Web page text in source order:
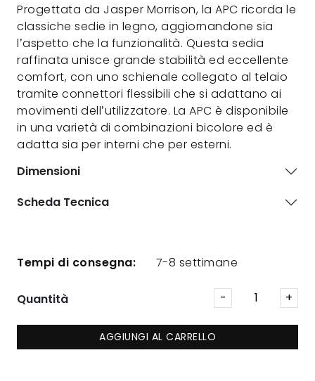
Progettata da Jasper Morrison, la APC ricorda le
classiche sedie in legno, aggiornandone sia
l’aspetto che la funzionalità. Questa sedia
raffinata unisce grande stabilità ed eccellente
comfort, con uno schienale collegato al telaio
tramite connettori flessibili che si adattano ai
movimenti dell’utilizzatore. La APC è disponibile
in una varietà di combinazioni bicolore ed è
adatta sia per interni che per esterni.
Dimensioni
Scheda Tecnica
Tempi di consegna: 7-8 settimane
Quantità
AGGIUNGI AL CARRELLO